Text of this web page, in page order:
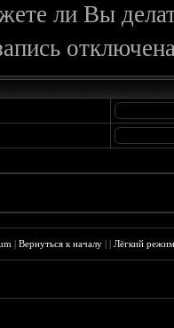
ли Вы
|Вернуться к началу ||Лёгкий